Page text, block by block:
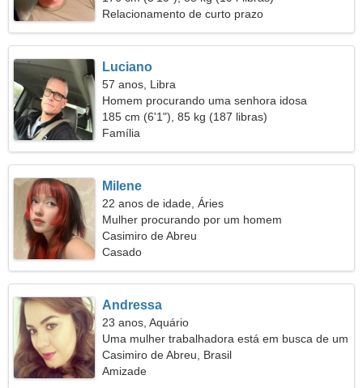
Relacionamento de curto prazo
Luciano
57 anos, Libra
Homem procurando uma senhora idosa
185 cm (6'1"), 85 kg (187 libras)
Família
Milene
22 anos de idade, Áries
Mulher procurando por um homem
Casimiro de Abreu
Casado
Andressa
23 anos, Aquário
Uma mulher trabalhadora está em busca de um
relacionamento verdadeiro
Casimiro de Abreu, Brasil
Amizade